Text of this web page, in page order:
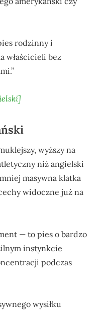
rodzinny i
właścicieli bez
wyższy na
niż angielski
masywna klatka
widoczne już na
— to pies o bardzo
instynkcie
podczas
wysiłku